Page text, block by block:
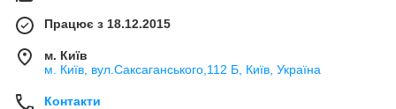
Працює з 18.12.2015
м. Київ
м. Київ, вул.Саксаганського,112 Б, Київ, Україна
Контакти